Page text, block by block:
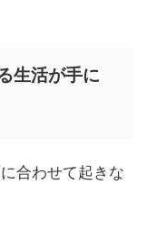
生活が手に
合わせて起きな